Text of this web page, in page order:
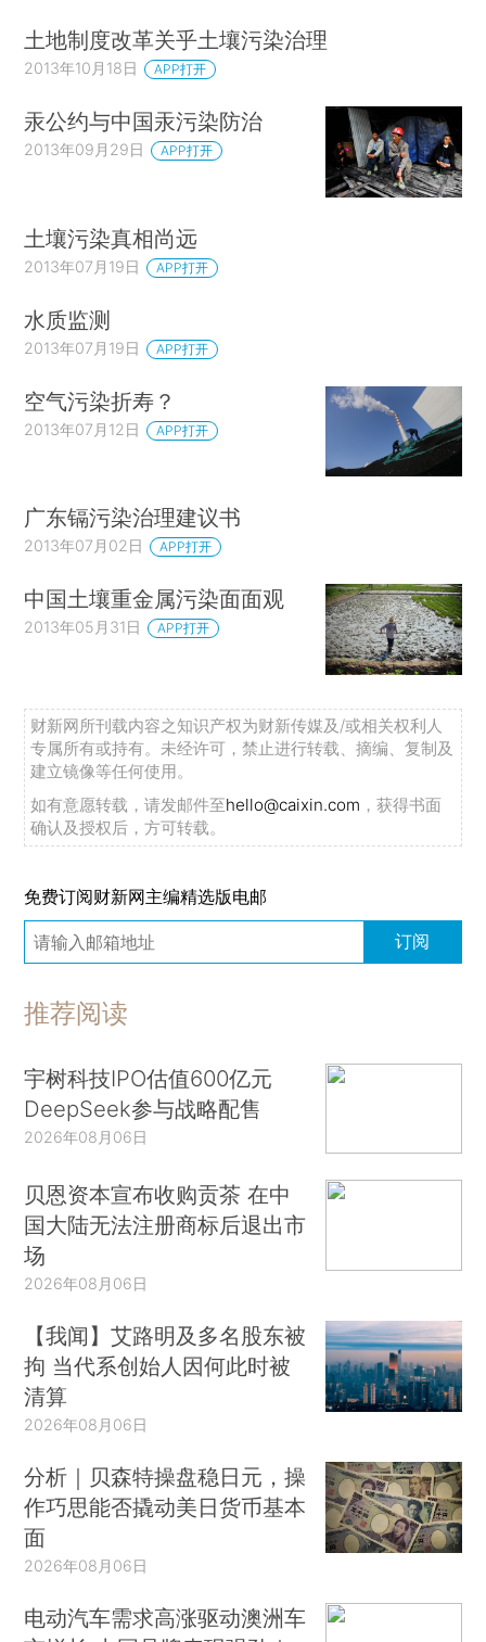
土地制度改革关乎土壤污染治理
2013年10月18日 APP打开
汞公约与中国汞污染防治
2013年09月29日 APP打开
土壤污染真相尚远
2013年07月19日 APP打开
水质监测
2013年07月19日 APP打开
空气污染折寿？
2013年07月12日 APP打开
广东镉污染治理建议书
2013年07月02日 APP打开
中国土壤重金属污染面面观
2013年05月31日 APP打开
财新网所刊载内容之知识产权为财新传媒及/或相关权利人
专属所有或持有。未经许可，禁止进行转载、摘编、复制及
建立镜像等任何使用。
如有意愿转载，请发邮件至hello@caixin.com ，获得书面
确认及授权后，方可转载。
免费订阅财新网主编精选版电邮
订阅
推荐阅读
宇树科技IPO估值600亿元
DeepSeek参与战略配售
2026年08月06日
贝恩资本宣布收购贡茶 在中
国大陆无法注册商标后退出市
场
2026年08月06日
【我闻】艾路明及多名股东被
拘 当代系创始人因何此时被
清算
2026年08月06日
分析｜贝森特操盘稳日元，操
作巧思能否撬动美日货币基本
面
2026年08月06日
电动汽车需求高涨驱动澳洲车